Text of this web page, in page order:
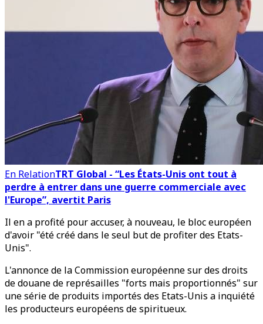
En RelationTRT Global - “Les États-Unis ont tout à
perdre à entrer dans une guerre commerciale avec
l'Europe”, avertit Paris
Il en a profité pour accuser, à nouveau, le bloc européen
d'avoir "été créé dans le seul but de profiter des Etats-
Unis".
L'annonce de la Commission européenne sur des droits
de douane de représailles "forts mais proportionnés" sur
une série de produits importés des Etats-Unis a inquiété
les producteurs européens de spiritueux.